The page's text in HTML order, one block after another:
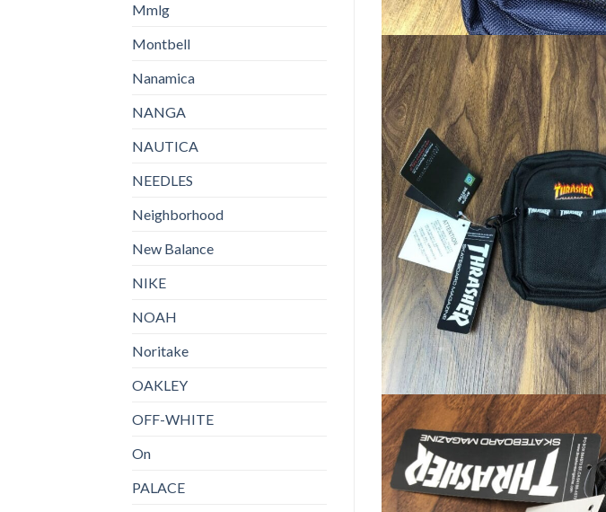
Mmlg
Montbell
Nanamica
NANGA
NAUTICA
NEEDLES
Neighborhood
New Balance
NIKE
NOAH
Noritake
OAKLEY
OFF-WHITE
On
PALACE